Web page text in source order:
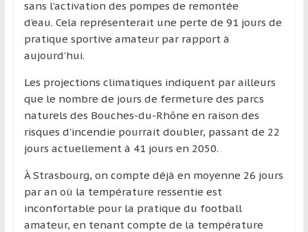
déplacent
en
France
l’étranger
pour
assouvir
leur
passion,
tout
en
profitant
de
sans l’activation des pompes de remontée
d’eau. Cela représenterait une perte de 91 jours de
pratique sportive amateur par rapport à
aujourd’hui.
Les projections climatiques indiquent par ailleurs
que le nombre de jours de fermeture des parcs
naturels des Bouches-du-Rhône en raison des
risques d’incendie pourrait doubler, passant de 22
jours actuellement à 41 jours en 2050.
À Strasbourg, on compte déjà en moyenne 26 jours
par an où la température ressentie est
inconfortable pour la pratique du football
amateur, en tenant compte de la température